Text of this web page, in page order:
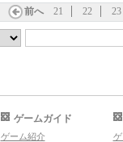
前へ 21 22 23
ゲームガイド
ゲーム紹介